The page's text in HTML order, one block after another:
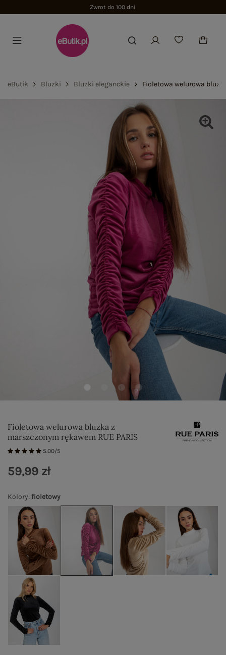
Zwrot do 100 dni
eButik Bluzki Bluzki eleganckie Fioletowa welurowa
Fioletowa welurowa bluzka z
marszczonym rękawem RUE PARIS
5.00/5
Kolory:fioletowy
59,99 zł